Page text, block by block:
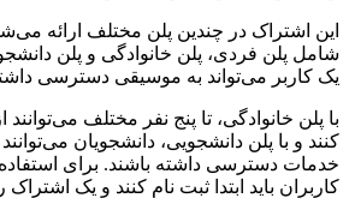
این اشتراک در چندین پلن مختلف ارائه
شامل پلن فردی، پلن خانوادگی و پلن
یک کاربر می‌تواند به موسیقی دسترسی
با پلن خانوادگی، تا پنج نفر مختلف
کنند و با پلن دانشجویی، دانشجویان
خدمات دسترسی داشته باشند. برای
کاربران باید ابتدا ثبت ‌نام کنند و یک اشتراک